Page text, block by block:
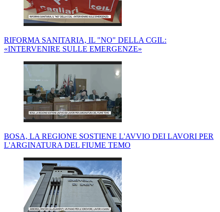
RIFORMA SANITARIA, IL "NO" DELLA CGIL:
«INTERVENIRE SULLE EMERGENZE»
BOSA, LA REGIONE SOSTIENE L'AVVIO DEI LAVORI PER
L'ARGINATURA DEL FIUME TEMO